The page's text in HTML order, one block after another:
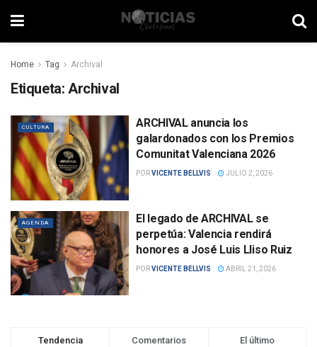
Home Tag Archival
Etiqueta: Archival
CULTURA
ARCHIVAL anuncia los
galardonados con los Premios
Comunitat Valenciana 2026
PORVICENTE BELLVIS JULIO 2, 2026
AGENDA
El legado de ARCHIVAL se
perpetúa: Valencia rendirá
honores a José Luis Lliso Ruiz
PORVICENTE BELLVIS ABRIL 21, 2026
Tendencia Comentarios El último